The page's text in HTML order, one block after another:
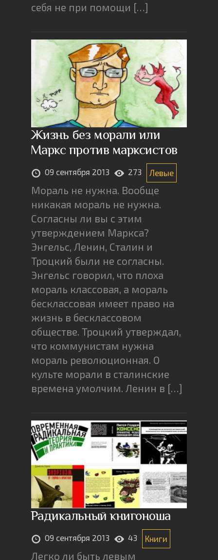
себя не при помощи […]
Жизнь без морали или
Маркс против марксистов
09 сентября 2013 273 Левые
Мораль не нужна. Вообще
никакая мораль не нужна.
Согласны ли вы с этим
утверждением Маркса?
Энгельс, Ленин, Сталин и
Троцкий были не согласны.
Энгельс говорил, что плоха
мораль классовая, а мораль
бесклассовая имеет право на
жизнь в бесклассовом
обществе. Троцкий утверждал,
что коммунистам нужна
мораль революционная. О
культе морали в сталинские
времена умолчим. Ленин в […]
Радикальный книгоноша
09 сентября 2013 43 Книги
Легко ли быть левым